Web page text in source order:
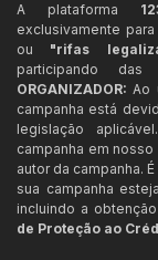
A plataforma
exclusivamente
ou "rifas
participando
ORGANIZADOR: Ao
campanha está
legislação
campanha em
autor da campanha.
sua campanha
incluindo a
de Proteção ao